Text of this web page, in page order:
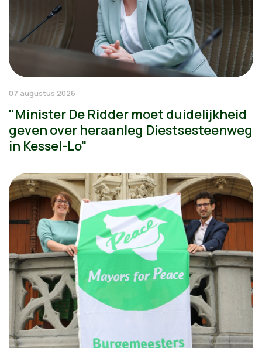
07 augustus 2026
"Minister De Ridder moet duidelijkheid
geven over heraanleg Diestsesteenweg
in Kessel-Lo"